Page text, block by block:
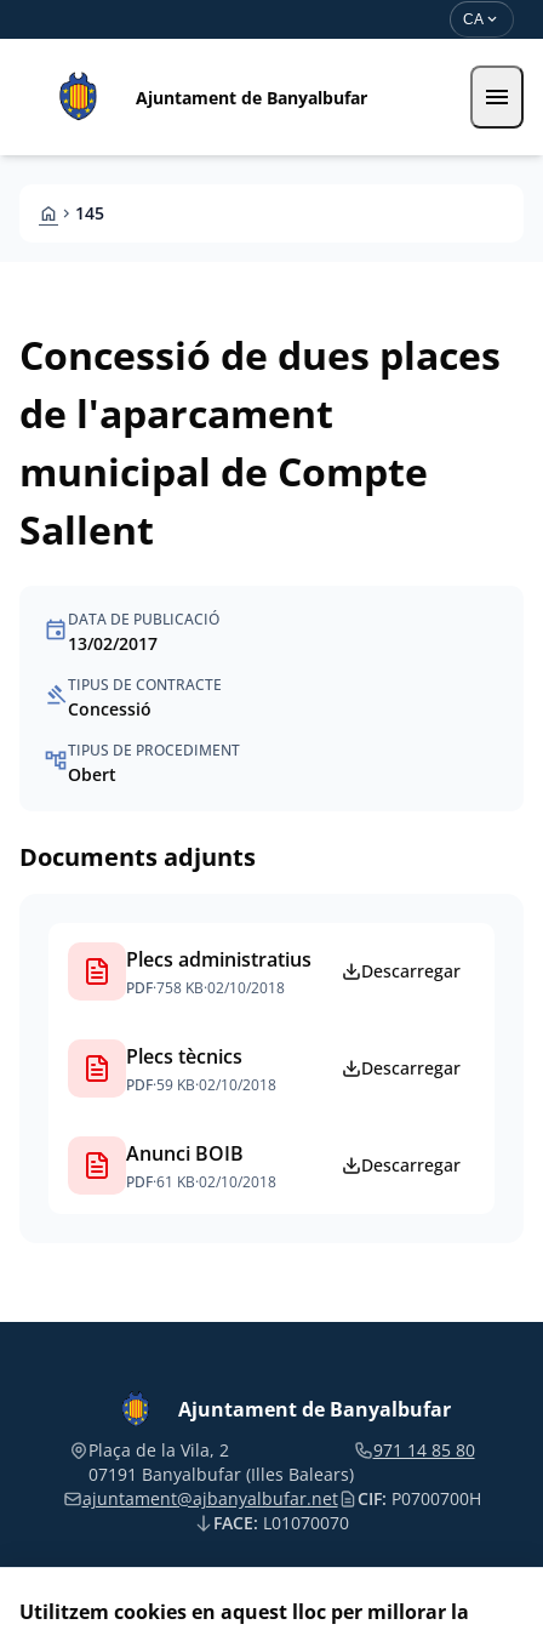
CA expand_more
Ajuntament de Banyalbufar menu
HOME CHEVRON_RIGHT 145
Concessió de dues places
de l'aparcament
municipal de Compte
Sallent
eventDATA DE PUBLICACIÓ
13/02/2017
gavelTIPUS DE CONTRACTE
Concessió
account_treeTIPUS DE PROCEDIMENT
Obert
Documents adjunts
Plecs administratius
PDF·758 KB·02/10/2018
Descarregar
Plecs tècnics
PDF·59 KB·02/10/2018
Descarregar
Anunci BOIB
PDF·61 KB·02/10/2018
Descarregar
Ajuntament de Banyalbufar
Plaça de la Vila, 2
07191 Banyalbufar (Illes Balears)
971 14 85 80
ajuntament@ajbanyalbufar.net CIF: P0700700H
FACE: L01070070
Utilitzem cookies en aquest lloc per millorar la